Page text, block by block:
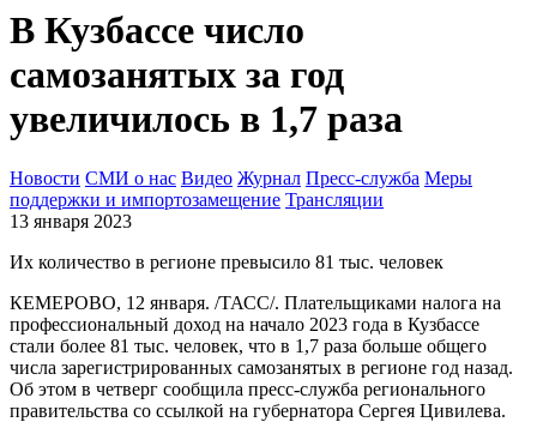
В Кузбассе число
самозанятых за год
увеличилось в 1,7 раза
Новости СМИ о нас Видео Журнал Пресс-служба Меры
поддержки и импортозамещение Трансляции
13 января 2023
Их количество в регионе превысило 81 тыс. человек
КЕМЕРОВО, 12 января. /ТАСС/. Плательщиками налога на
профессиональный доход на начало 2023 года в Кузбассе
стали более 81 тыс. человек, что в 1,7 раза больше общего
числа зарегистрированных самозанятых в регионе год назад.
Об этом в четверг сообщила пресс-служба регионального
правительства со ссылкой на губернатора Сергея Цивилева.